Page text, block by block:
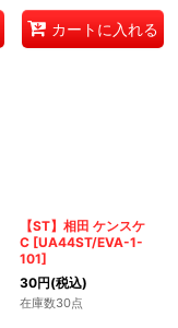
カートに入れる
【ST】相田 ケンスケ
C [UA44ST/EVA-1-
101]
30円(税込)
在庫数30点